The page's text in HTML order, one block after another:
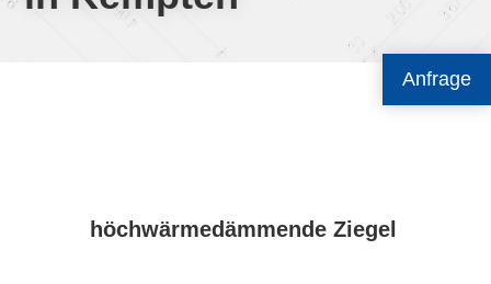
Anfrage
höchwärmedämmende Ziegel